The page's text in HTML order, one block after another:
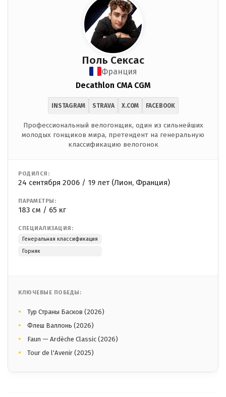
Поль Сексас
Франция
Decathlon CMA CGM
INSTAGRAM STRAVA X.COM FACEBOOK
Профессиональный велогонщик, один из сильнейших
молодых гонщиков мира, претендент на генеральную
классификацию велогонок
РОДИЛСЯ:
24 сентября 2006 / 19 лет (Лион, Франция)
ПАРАМЕТРЫ:
183 см / 65 кг
СПЕЦИАЛИЗАЦИЯ:
Генеральная классификация
Горняк
КЛЮЧЕВЫЕ ПОБЕДЫ:
Тур Страны Басков (2026)
Флеш Валлонь (2026)
Faun — Ardèche Classic (2026)
Tour de l'Avenir (2025)